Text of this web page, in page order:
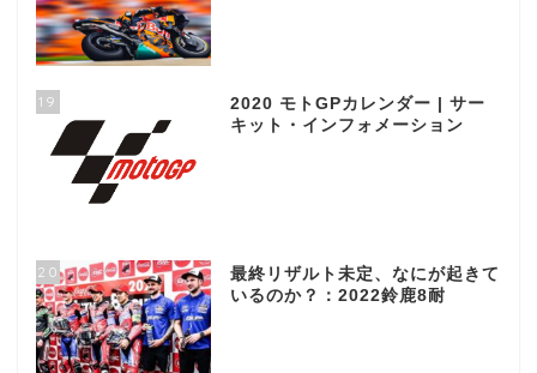
19
2020 モトGPカレンダー | サー
キット・インフォメーション
20
最終リザルト未定、なにが起きて
いるのか？：2022鈴鹿8耐